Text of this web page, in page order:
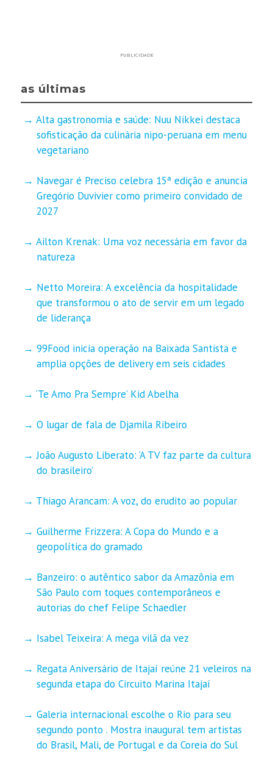
PUBLICIDADE
as últimas
Alta gastronomia e saúde: Nuu Nikkei destaca
sofisticação da culinária nipo-peruana em menu
vegetariano
Navegar é Preciso celebra 15ª edição e anuncia
Gregório Duvivier como primeiro convidado de
2027
Ailton Krenak: Uma voz necessária em favor da
natureza
Netto Moreira: A excelência da hospitalidade
que transformou o ato de servir em um legado
de liderança
99Food inicia operação na Baixada Santista e
amplia opções de delivery em seis cidades
‘Te Amo Pra Sempre’ Kid Abelha
O lugar de fala de Djamila Ribeiro
João Augusto Liberato: ‘A TV faz parte da cultura
do brasileiro’
Thiago Arancam: A voz, do erudito ao popular
Guilherme Frizzera: A Copa do Mundo e a
geopolítica do gramado
Banzeiro: o autêntico sabor da Amazônia em
São Paulo com toques contemporâneos e
autorias do chef Felipe Schaedler
Isabel Teixeira: A mega vilã da vez
Regata Aniversário de Itajaí reúne 21 veleiros na
segunda etapa do Circuito Marina Itajaí
Galeria internacional escolhe o Rio para seu
segundo ponto . Mostra inaugural tem artistas
do Brasil, Mali, de Portugal e da Coreia do Sul